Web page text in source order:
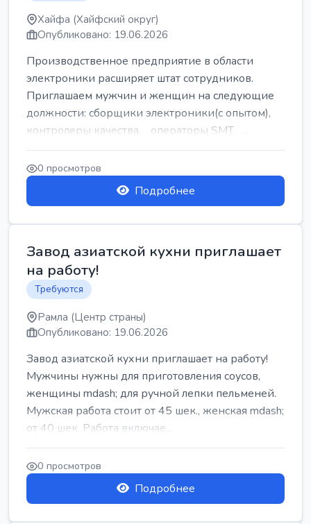
Хайфа (Хайфский округ)
Опубликовано: 19.06.2026
Производственное предприятие в области
электроники расширяет штат сотрудников.
Приглашаем мужчин и женщин на следующие
должности: сборщики электроники(с опытом),
контролеры качества, операторы SMT, ...
0 просмотров
Подробнее
Завод азиатской кухни приглашает
на работу!
Требуются
Рамла (Центр страны)
Опубликовано: 19.06.2026
Завод азиатской кухни приглашает на работу!
Мужчины нужны для приготовления соусов,
женщины mdash; для ручной лепки пельменей.
Мужская работа стоит от 45 шек., женская mdash;
от 40 шек. Работа включае...
0 просмотров
Подробнее